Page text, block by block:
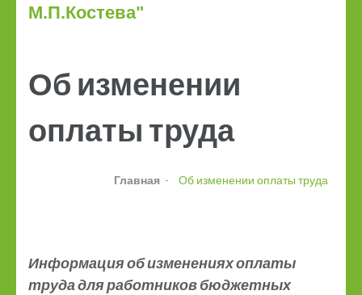
М.П.Костева"
Об изменении
оплаты труда
Главная - Об изменении оплаты труда
Информация об изменениях оплаты
труда для работников бюджетных